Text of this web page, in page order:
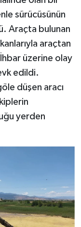
sürücüsünün
Araçta bulunan
araçtan
İhbar üzerine olay
edildi.
düşen aracı
yerden